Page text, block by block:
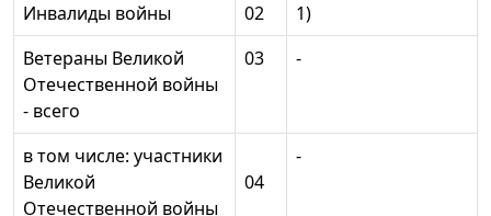
Инвалиды войны 02
1)
Ветераны Великой
Отечественной войны
- всего
03 -
в том числе: участники
Великой
Отечественной войны
04
-